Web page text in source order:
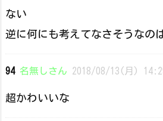
ない
逆に何にも考えてなさそうなの
94 名無しさん 2018/08/13(月)
超かわいいな